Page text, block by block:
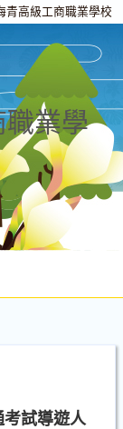
青高級工商職業學校
業學
試導遊人